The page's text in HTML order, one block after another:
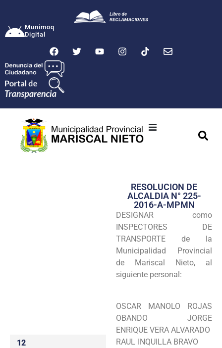
Munimoq
Digital
Transparencia
Seguridad
Programas
Intranet
12
RESOLUCION DE
ALCALDIA N° 225-
2016-A-MPMN
DESIGNAR como
INSPECTORES DE
TRANSPORTE de la
Municipalidad Provincial
de Mariscal Nieto, al
siguiente personal:
OSCAR MANOLO ROJAS
OBANDO JORGE
ENRIQUE VERA ALVARADO
RAUL INQUILLA BRAVO